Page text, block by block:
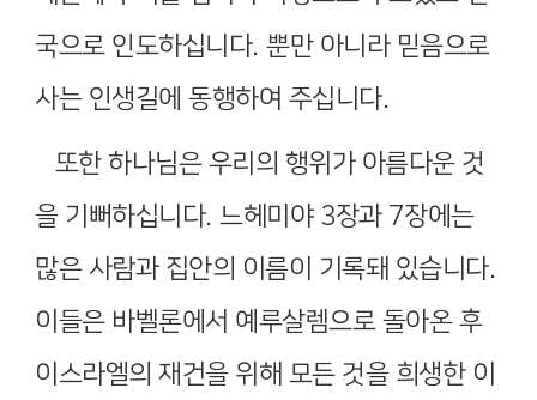
국으로 인도하십니다. 뿐만 아니라 믿음으로
사는 인생길에 동행하여 주십니다.
또한 하나님은 우리의 행위가 아름다운 것
을 기뻐하십니다. 느헤미야 3장과 7장에는
많은 사람과 집안의 이름이 기록돼 있습니다.
이들은 바벨론에서 예루살렘으로 돌아온 후
이스라엘의 재건을 위해 모든 것을 희생한 이